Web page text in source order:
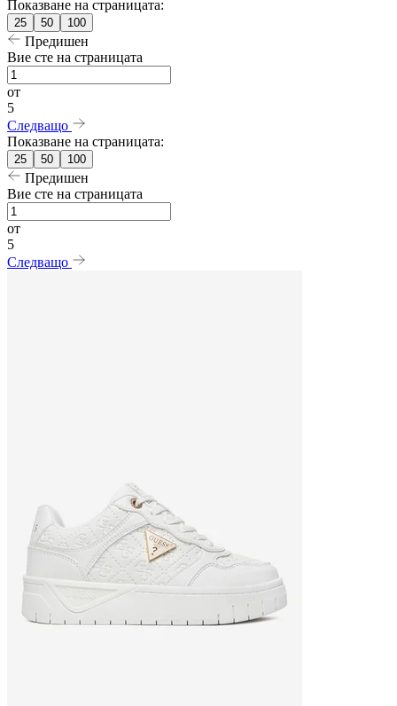
Показване на страницата:
25 50 100
Предишен
Вие сте на страницата
от
5
Следващо
Показване на страницата:
25 50 100
Предишен
Вие сте на страницата
от
5
Следващо